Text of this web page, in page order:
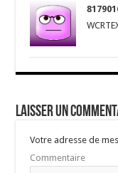
Laisser un
Votre adresse de
Commentaire